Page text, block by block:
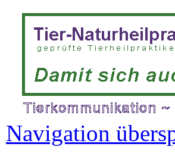
Navigation